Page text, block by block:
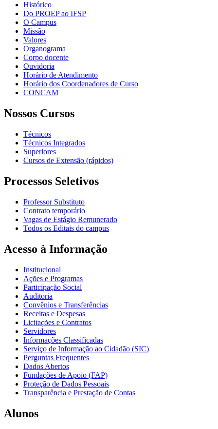
Histórico
Do PROEP ao IFSP
O Campus
Missão
Valores
Organograma
Corpo docente
Ouvidoria
Horário de Atendimento
Horário dos Coordenadores de Curso
CONCAM
Nossos Cursos
Técnicos
Técnicos Integrados
Superiores
Cursos de Extensão (rápidos)
Processos Seletivos
Professor Substituto
Contrato temporário
Vagas de Estágio Remunerado
Todos os Editais do campus
Acesso à Informação
Institucional
Ações e Programas
Participação Social
Auditoria
Convênios e Transferências
Receitas e Despesas
Licitações e Contratos
Servidores
Informações Classificadas
Serviço de Informação ao Cidadão (SIC)
Perguntas Frequentes
Dados Abertos
Fundações de Apoio (FAP)
Proteção de Dados Pessoais
Transparência e Prestação de Contas
Alunos